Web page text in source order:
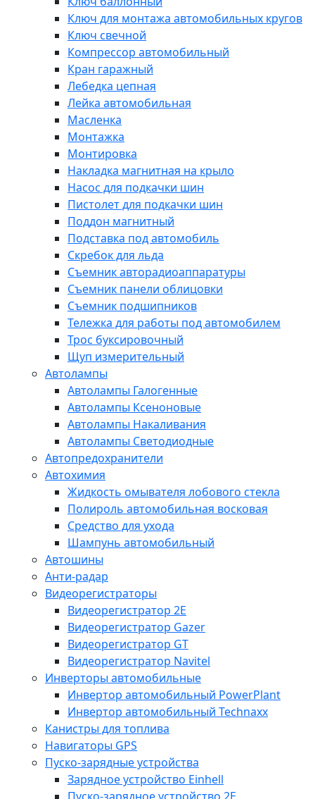
Ключ для монтажа автомобильных кругов
Ключ свечной
Компрессор автомобильный
Кран гаражный
Лебедка цепная
Лейка автомобильная
Масленка
Монтажка
Монтировка
Накладка магнитная на крыло
Насос для подкачки шин
Пистолет для подкачки шин
Поддон магнитный
Подставка под автомобиль
Скребок для льда
Съемник авторадиоаппаратуры
Съемник панели облицовки
Съемник подшипников
Тележка для работы под автомобилем
Трос буксировочный
Щуп измерительный
Автолампы
Автолампы Галогенные
Автолампы Ксеноновые
Автолампы Накаливания
Автолампы Светодиодные
Автопредохранители
Автохимия
Жидкость омывателя лобового стекла
Полироль автомобильная восковая
Средство для ухода
Шампунь автомобильный
Автошины
Анти-радар
Видеорегистраторы
Видеорегистратор 2E
Видеорегистратор Gazer
Видеорегистратор GT
Видеорегистратор Navitel
Инверторы автомобильные
Инвертор автомобильный PowerPlant
Инвертор автомобильный Technaxx
Канистры для топлива
Навигаторы GPS
Пуско-зарядные устройства
Зарядное устройство Einhell